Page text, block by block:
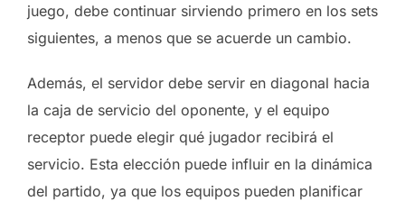
juego, debe continuar sirviendo primero en los sets
siguientes, a menos que se acuerde un cambio.
Además, el servidor debe servir en diagonal hacia
la caja de servicio del oponente, y el equipo
receptor puede elegir qué jugador recibirá el
servicio. Esta elección puede influir en la dinámica
del partido, ya que los equipos pueden planificar